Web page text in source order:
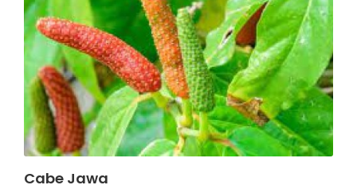
Cabe Jawa